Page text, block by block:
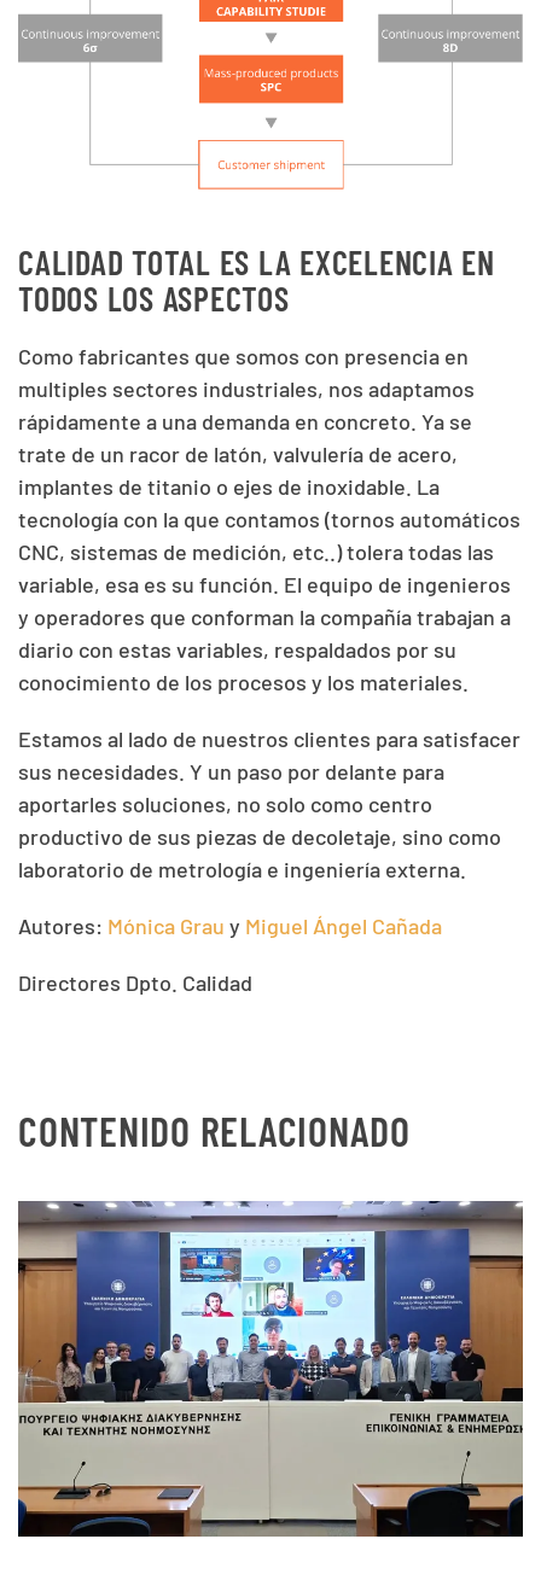
CALIDAD TOTAL ES LA EXCELENCIA EN
TODOS LOS ASPECTOS
Como fabricantes que somos con presencia en
multiples sectores industriales, nos adaptamos
rápidamente a una demanda en concreto. Ya se
trate de un racor de latón, valvulería de acero,
implantes de titanio o ejes de inoxidable. La
tecnología con la que contamos (tornos automáticos
CNC, sistemas de medición, etc..) tolera todas las
variable, esa es su función. El equipo de ingenieros
y operadores que conforman la compañía trabajan a
diario con estas variables, respaldados por su
conocimiento de los procesos y los materiales.
Estamos al lado de nuestros clientes para satisfacer
sus necesidades. Y un paso por delante para
aportarles soluciones, no solo como centro
productivo de sus piezas de decoletaje, sino como
laboratorio de metrología e ingeniería externa.
Autores: Mónica Grau y Miguel Ángel Cañada
Directores Dpto. Calidad
CONTENIDO RELACIONADO